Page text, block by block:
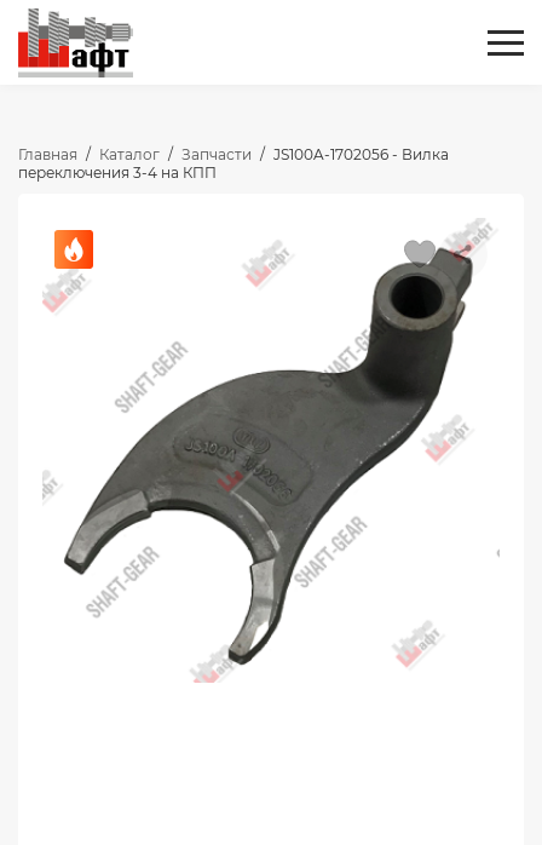
Главная / Каталог / Запчасти / JS100A-1702056 - Вилка
переключения 3-4 на КПП